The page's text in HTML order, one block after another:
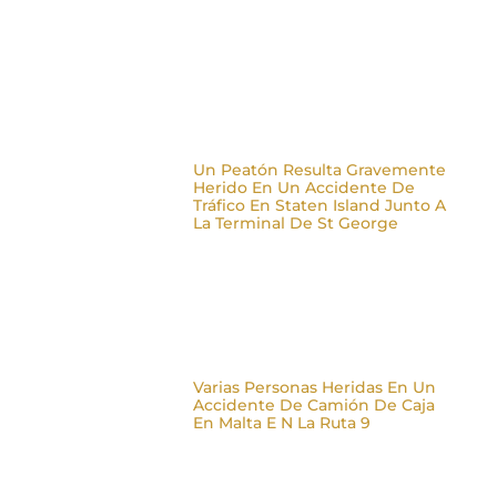
Un Peatón Resulta Gravemente
Herido En Un Accidente De
Tráfico En Staten Island Junto A
La Terminal De St George
Varias Personas Heridas En Un
Accidente De Camión De Caja
En Malta E N La Ruta 9